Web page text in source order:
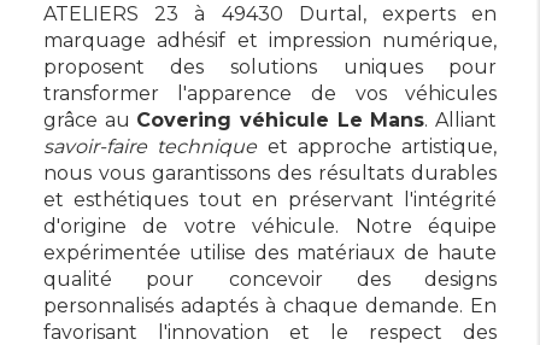
ATELIERS 23 à 49430 Durtal, experts en
marquage adhésif et impression numérique,
proposent des solutions uniques pour
transformer l'apparence de vos véhicules
grâce au Covering véhicule Le Mans. Alliant
savoir-faire technique et approche artistique,
nous vous garantissons des résultats durables
et esthétiques tout en préservant l'intégrité
d'origine de votre véhicule. Notre équipe
expérimentée utilise des matériaux de haute
qualité pour concevoir des designs
personnalisés adaptés à chaque demande. En
favorisant l'innovation et le respect des